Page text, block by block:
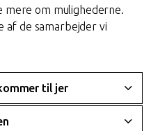
mere om mulighederne.
af de samarbejder vi
til jer